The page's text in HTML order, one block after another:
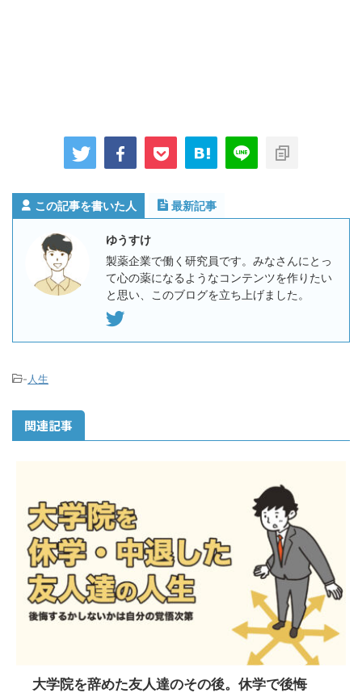
この記事を書いた人 最新記事
ゆうすけ
製薬企業で働く研究員です。みなさんにとっ
て心の薬になるようなコンテンツを作りたい
と思い、このブログを立ち上げました。
- 人生
関連記事
大学院を辞めた友人達のその後。休学で後悔